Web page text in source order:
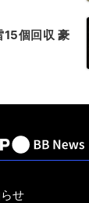
15個回収 豪
せ